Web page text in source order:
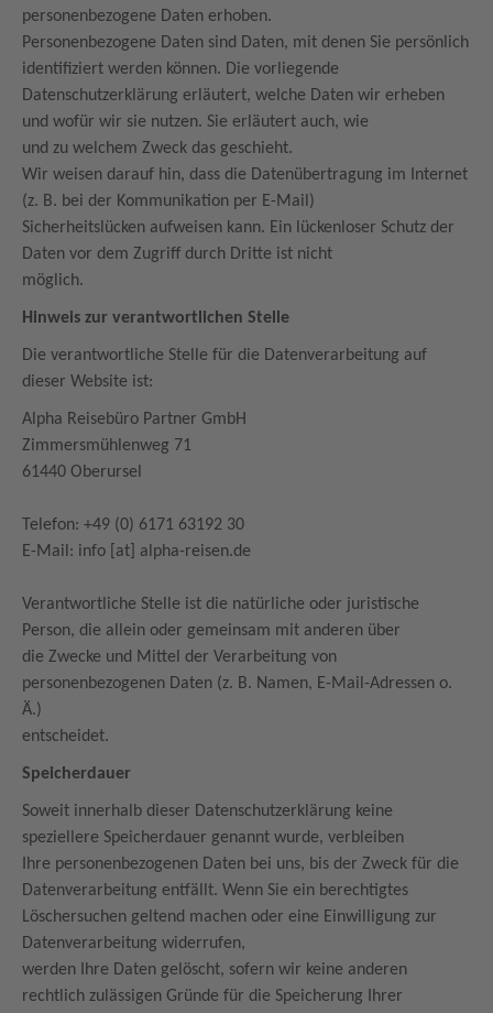
personenbezogene Daten erhoben.
Personenbezogene Daten sind Daten, mit denen Sie persönlich
identifiziert werden können. Die vorliegende
Datenschutzerklärung erläutert, welche Daten wir erheben
und wofür wir sie nutzen. Sie erläutert auch, wie
und zu welchem Zweck das geschieht.
Wir weisen darauf hin, dass die Datenübertragung im Internet
(z. B. bei der Kommunikation per E-Mail)
Sicherheitslücken aufweisen kann. Ein lückenloser Schutz der
Daten vor dem Zugriff durch Dritte ist nicht
möglich.
Hinweis zur verantwortlichen Stelle
Die verantwortliche Stelle für die Datenverarbeitung auf
dieser Website ist:
Alpha Reisebüro Partner GmbH
Zimmersmühlenweg 71
61440 Oberursel
Telefon: +49 (0) 6171 63192 30
E-Mail: info [at] alpha-reisen.de
Verantwortliche Stelle ist die natürliche oder juristische
Person, die allein oder gemeinsam mit anderen über
die Zwecke und Mittel der Verarbeitung von
personenbezogenen Daten (z. B. Namen, E-Mail-Adressen o.
Ä.)
entscheidet.
Speicherdauer
Soweit innerhalb dieser Datenschutzerklärung keine
speziellere Speicherdauer genannt wurde, verbleiben
Ihre personenbezogenen Daten bei uns, bis der Zweck für die
Datenverarbeitung entfällt. Wenn Sie ein berechtigtes
Löschersuchen geltend machen oder eine Einwilligung zur
Datenverarbeitung widerrufen,
werden Ihre Daten gelöscht, sofern wir keine anderen
rechtlich zulässigen Gründe für die Speicherung Ihrer